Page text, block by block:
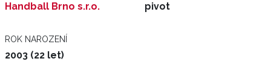
Handball Brno s.r.o. pivot
ROK NAROZENÍ
2003 (22 let)